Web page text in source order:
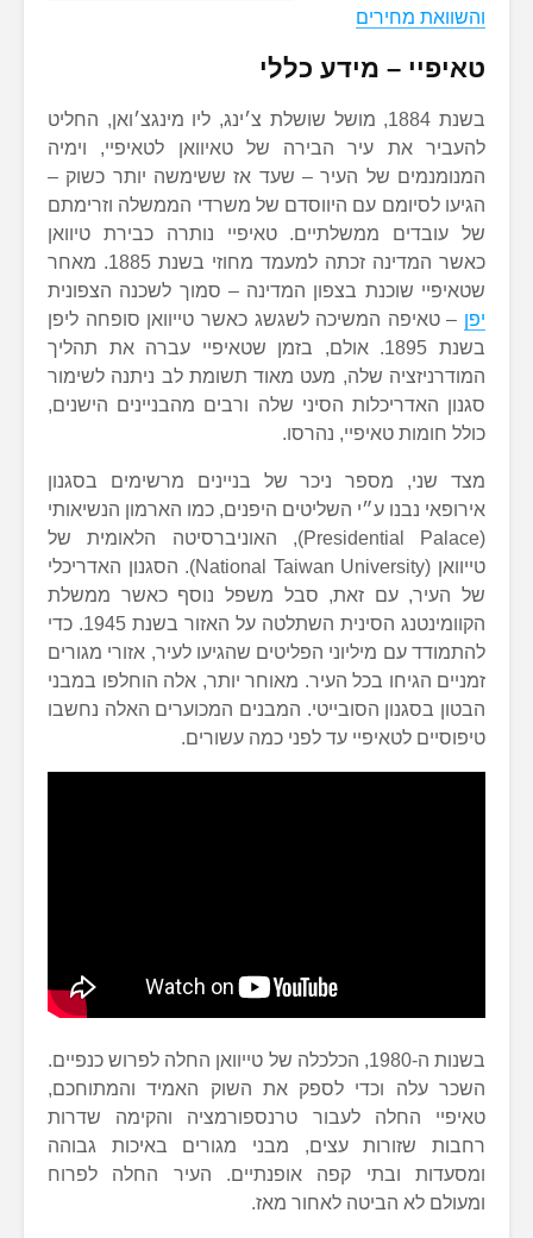
והשוואת מחירים
טאיפיי – מידע כללי
בשנת 1884, מושל שושלת צ׳ינג, ליו מינגצ׳ואן, החליט
להעביר את עיר הבירה של טאיוואן לטאיפיי, וימיה
המנומנמים של העיר – שעד אז ששימשה יותר כשוק –
הגיעו לסיומם עם היווסדם של משרדי הממשלה וזרימתם
של עובדים ממשלתיים. טאיפיי נותרה כבירת טיוואן
כאשר המדינה זכתה למעמד מחוזי בשנת 1885. מאחר
שטאיפיי שוכנת בצפון המדינה – סמוך לשכנה הצפונית
יפן – טאיפה המשיכה לשגשג כאשר טייוואן סופחה ליפן
בשנת 1895. אולם, בזמן שטאיפיי עברה את תהליך
המודרניזציה שלה, מעט מאוד תשומת לב ניתנה לשימור
סגנון האדריכלות הסיני שלה ורבים מהבניינים הישנים,
כולל חומות טאיפיי, נהרסו.
מצד שני, מספר ניכר של בניינים מרשימים בסגנון
אירופאי נבנו ע״י השליטים היפנים, כמו הארמון הנשיאותי
(Presidential Palace), האוניברסיטה הלאומית של
טייוואן (National Taiwan University). הסגנון האדריכלי
של העיר, עם זאת, סבל משפל נוסף כאשר ממשלת
הקוומינטנג הסינית השתלטה על האזור בשנת 1945. כדי
להתמודד עם מיליוני הפליטים שהגיעו לעיר, אזורי מגורים
זמניים הגיחו בכל העיר. מאוחר יותר, אלה הוחלפו במבני
הבטון בסגנון הסובייטי. המבנים המכוערים האלה נחשבו
טיפוסיים לטאיפיי עד לפני כמה עשורים.
בשנות ה-1980, הכלכלה של טייוואן החלה לפרוש כנפיים.
השכר עלה וכדי לספק את השוק האמיד והמתוחכם,
טאיפיי החלה לעבור טרנספורמציה והקימה שדרות
רחבות שזורות עצים, מבני מגורים באיכות גבוהה
ומסעדות ובתי קפה אופנתיים. העיר החלה לפרוח
ומעולם לא הביטה לאחור מאז.